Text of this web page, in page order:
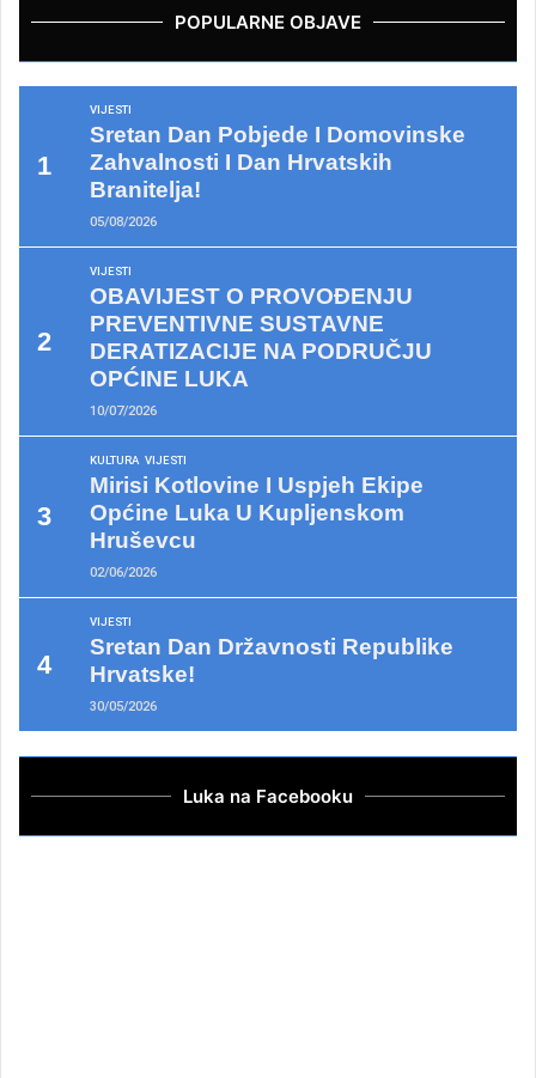
POPULARNE OBJAVE
VIJESTI
Sretan Dan Pobjede I Domovinske
Zahvalnosti I Dan Hrvatskih
Branitelja!
05/08/2026
VIJESTI
OBAVIJEST O PROVOĐENJU
PREVENTIVNE SUSTAVNE
DERATIZACIJE NA PODRUČJU
OPĆINE LUKA
10/07/2026
KULTURA VIJESTI
Mirisi Kotlovine I Uspjeh Ekipe
Općine Luka U Kupljenskom
Hruševcu
02/06/2026
VIJESTI
Sretan Dan Državnosti Republike
Hrvatske!
30/05/2026
Luka na Facebooku